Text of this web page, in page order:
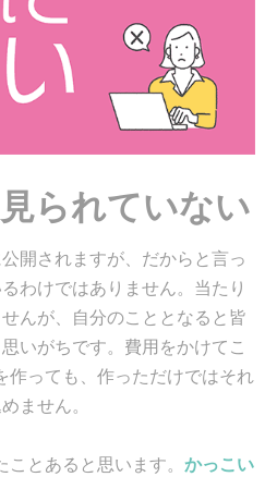
られていない
開されますが、だからと言っ
わけではありません。当たり
んが、自分のこととなると皆
いがちです。費用をかけてこ
作っても、作っただけではそれ
ません。
とあると思います。 かっこい